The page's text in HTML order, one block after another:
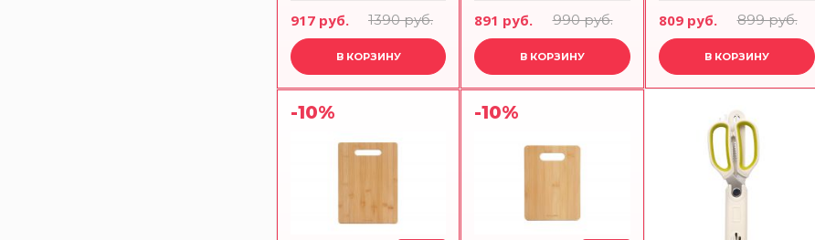
917 руб. 1390 руб.
В КОРЗИНУ
891 руб. 990 руб.
В КОРЗИНУ
LAFARG
809 руб. 899 руб.
В КОРЗИНУ
-10% -10%